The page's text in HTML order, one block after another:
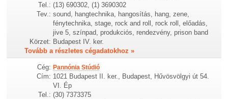
Tel.: (13) 690302, (1) 3690302
Tev.: sound, hangtechnika, hangosítás, hang, zene,
fénytechnika, stage, rock and roll, rock roll, előadás,
jive 5, színpad, produkciós, rendezvény, prison band
Körzet: Budapest IV. ker.
Tovább a részletes cégadatokhoz »
Cég: Pannónia Stúdió
Cím: 1021 Budapest II. ker., Budapest, Hűvösvölgyi út 54.
VI. Ép
Tel.: (30) 7373375